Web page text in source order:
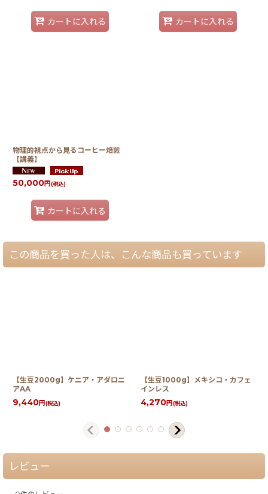
カートに入れる カートに入れる
物理的視点から見るコーヒー焙煎
【講義】
50,000円(税込)
カートに入れる
この商品を買った人は、こんな商品も買っています
【生豆2000g】ケニア・アダロニ
アAA
9,440円(税込)
【生豆1000g】メキシコ・カフェ
インレス
4,270円(税込)
レビュー